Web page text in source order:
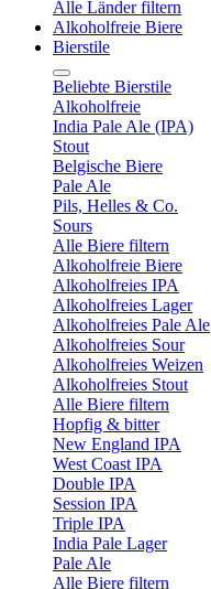
Alle Länder filtern
Alkoholfreie Biere
Bierstile
Beliebte Bierstile
Alkoholfreie
India Pale Ale (IPA)
Stout
Belgische Biere
Pale Ale
Pils, Helles & Co.
Sours
Alle Biere filtern
Alkoholfreie Biere
Alkoholfreies IPA
Alkoholfreies Lager
Alkoholfreies Pale Ale
Alkoholfreies Sour
Alkoholfreies Weizen
Alkoholfreies Stout
Alle Biere filtern
Hopfig & bitter
New England IPA
West Coast IPA
Double IPA
Session IPA
Triple IPA
India Pale Lager
Pale Ale
Alle Biere filtern